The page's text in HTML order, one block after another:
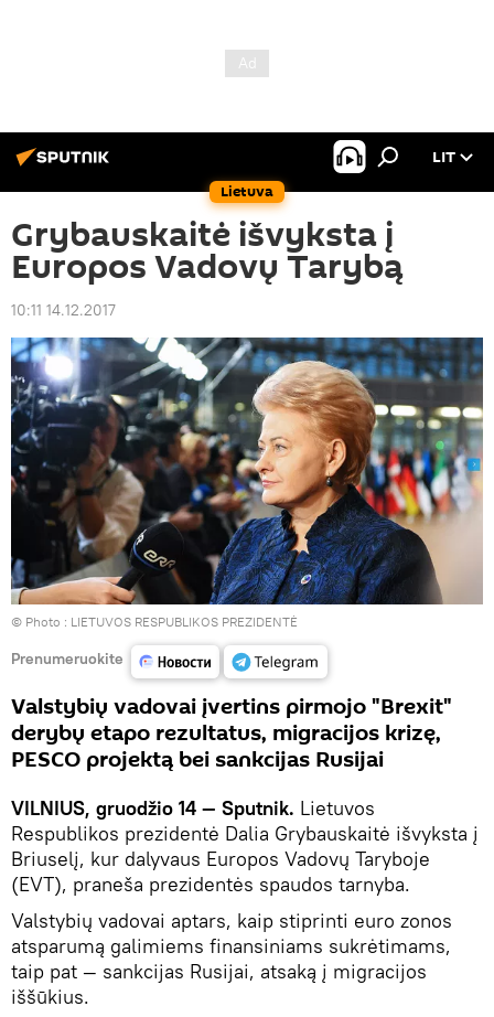
Lietuva
LIT
Grybauskaitė išvyksta į
Europos Vadovų Tarybą
10:11 14.12.2017
© Photo : LIETUVOS RESPUBLIKOS PREZIDENTĖ
Prenumeruokite
Valstybių vadovai įvertins pirmojo "Brexit"
derybų etapo rezultatus, migracijos krizę,
PESCO projektą bei sankcijas Rusijai
VILNIUS, gruodžio 14 — Sputnik. Lietuvos
Respublikos prezidentė Dalia Grybauskaitė išvyksta į
Briuselį, kur dalyvaus Europos Vadovų Taryboje
(EVT), praneša prezidentės spaudos tarnyba.
Valstybių vadovai aptars, kaip stiprinti euro zonos
atsparumą galimiems finansiniams sukrėtimams,
taip pat — sankcijas Rusijai, atsaką į migracijos
iššūkius.